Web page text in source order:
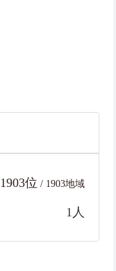
1903位 / 1903地域
1人